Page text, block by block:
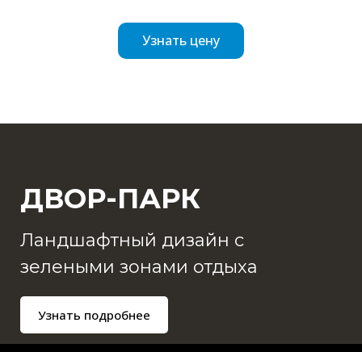
Узнать цену
ДВОР-ПАРК
Ландшафтный дизайн с
зелеными зонами отдыха
Узнать подробнее